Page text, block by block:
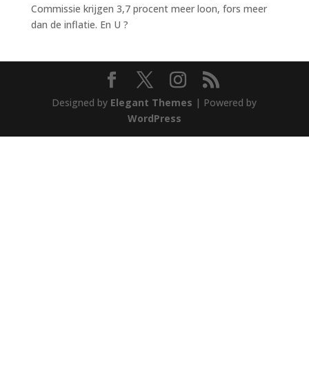
Commissie krijgen 3,7 procent meer loon, fors meer
dan de inflatie. En U ?
Designed by Elegant Themes | Powered by
WordPress